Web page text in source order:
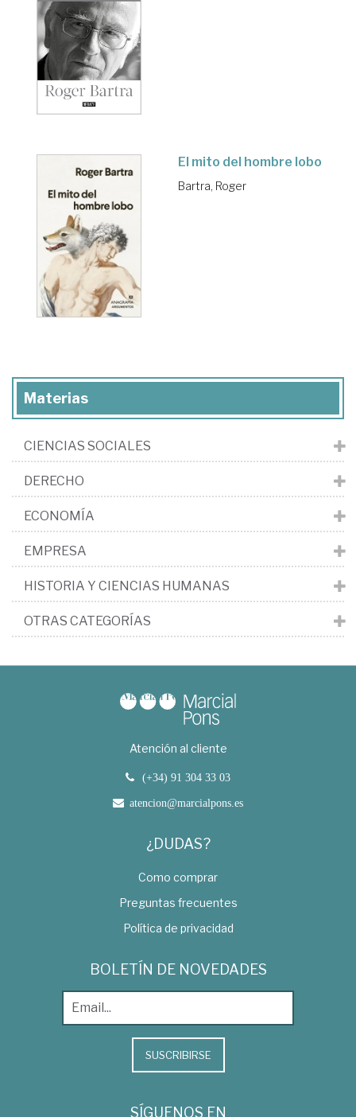
El mito del hombre lobo
Bartra, Roger
Materias
CIENCIAS SOCIALES
DERECHO
ECONOMÍA
EMPRESA
HISTORIA Y CIENCIAS HUMANAS
OTRAS CATEGORÍAS
Atención al cliente
(+34) 91 304 33 03
atencion@marcialpons.es
¿DUDAS?
Como comprar
Preguntas frecuentes
Política de privacidad
BOLETÍN DE NOVEDADES
SUSCRIBIRSE
SÍGUENOS EN